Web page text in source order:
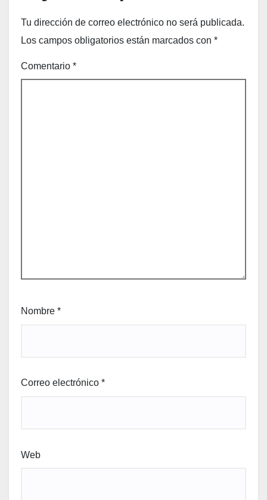
Tu dirección de correo electrónico no será publicada.
Los campos obligatorios están marcados con *
Comentario *
Nombre *
Correo electrónico *
Web